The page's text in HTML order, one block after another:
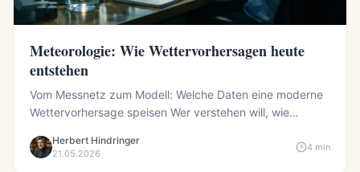
Meteorologie: Wie Wettervorhersagen heute
entstehen
Vom Messnetz zum Modell: Welche Daten eine moderne
Wettervorhersage speisen Wer verstehen will, wie
Herbert Hindringer
21.05.2026
4 min